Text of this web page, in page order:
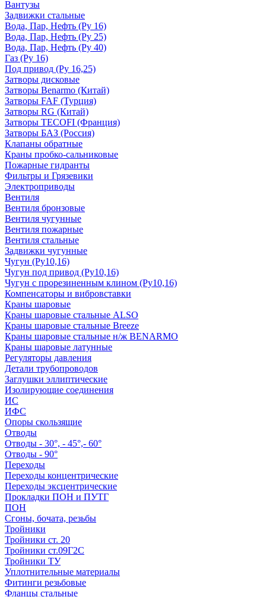
Вантузы
Задвижки стальные
Вода, Пар, Нефть (Ру 16)
Вода, Пар, Нефть (Ру 25)
Вода, Пар, Нефть (Ру 40)
Газ (Ру 16)
Под привод (Ру 16,25)
Затворы дисковые
Затворы Benarmo (Китай)
Затворы FAF (Турция)
Затворы RG (Китай)
Затворы TECOFI (Франция)
Затворы БАЗ (Россия)
Клапаны обратные
Краны пробко-сальниковые
Пожарные гидранты
Фильтры и Грязевики
Электроприводы
Вентиля
Вентиля бронзовые
Вентиля чугунные
Вентиля пожарные
Вентиля стальные
Задвижки чугунные
Чугун (Ру10,16)
Чугун под привод (Ру10,16)
Чугун с прорезиненным клином (Ру10,16)
Компенсаторы и вибровставки
Краны шаровые
Краны шаровые стальные ALSO
Краны шаровые стальные Breeze
Краны шаровые стальные н/ж BENARMO
Краны шаровые латунные
Регуляторы давления
Детали трубопроводов
Заглушки эллиптические
Изолирующие соединения
ИС
ИФС
Опоры скользящие
Отводы
Отводы - 30°, - 45°,- 60°
Отводы - 90°
Переходы
Переходы концентрические
Переходы эксцентрические
Прокладки ПОН и ПУТГ
ПОН
Сгоны, бочата, резьбы
Тройники
Тройники ст. 20
Тройники ст.09Г2С
Тройники ТУ
Уплотнительные материалы
Фитинги резьбовые
Фланцы стальные